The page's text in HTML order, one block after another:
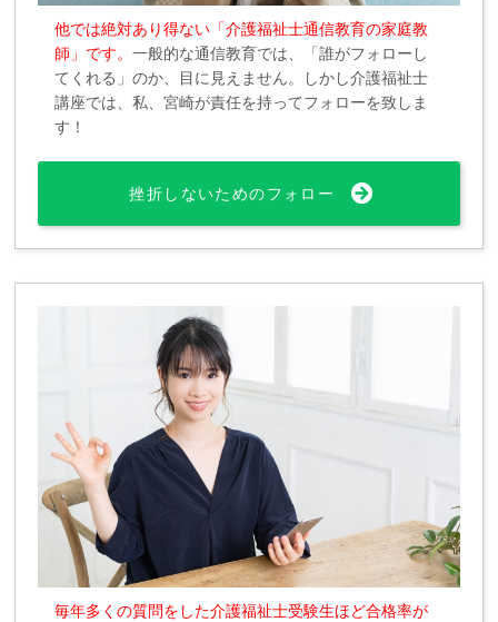
他では絶対あり得ない「介護福祉士通信教育の家庭教
師」です。一般的な通信教育では、「誰がフォローし
てくれる」のか、目に見えません。しかし介護福祉士
講座では、私、宮崎が責任を持ってフォローを致しま
す！
挫折しないためのフォロー
毎年多くの質問をした介護福祉士受験生ほど合格率が